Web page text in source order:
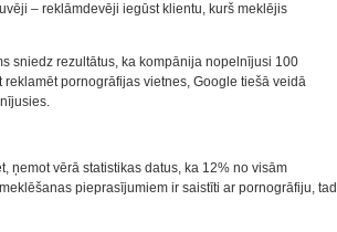
– reklāmdevēji iegūst klientu, kurš meklējis
sniedz rezultātus, ka kompānija nopelnījusi 100
pornogrāfijas vietnes, Google tiešā veidā
ņemot vērā statistikas datus, ka 12% no visām
pieprasījumiem ir saistīti ar pornogrāfiju, tad